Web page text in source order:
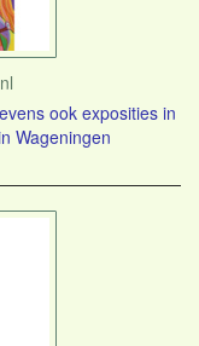
ook exposities in
Wageningen